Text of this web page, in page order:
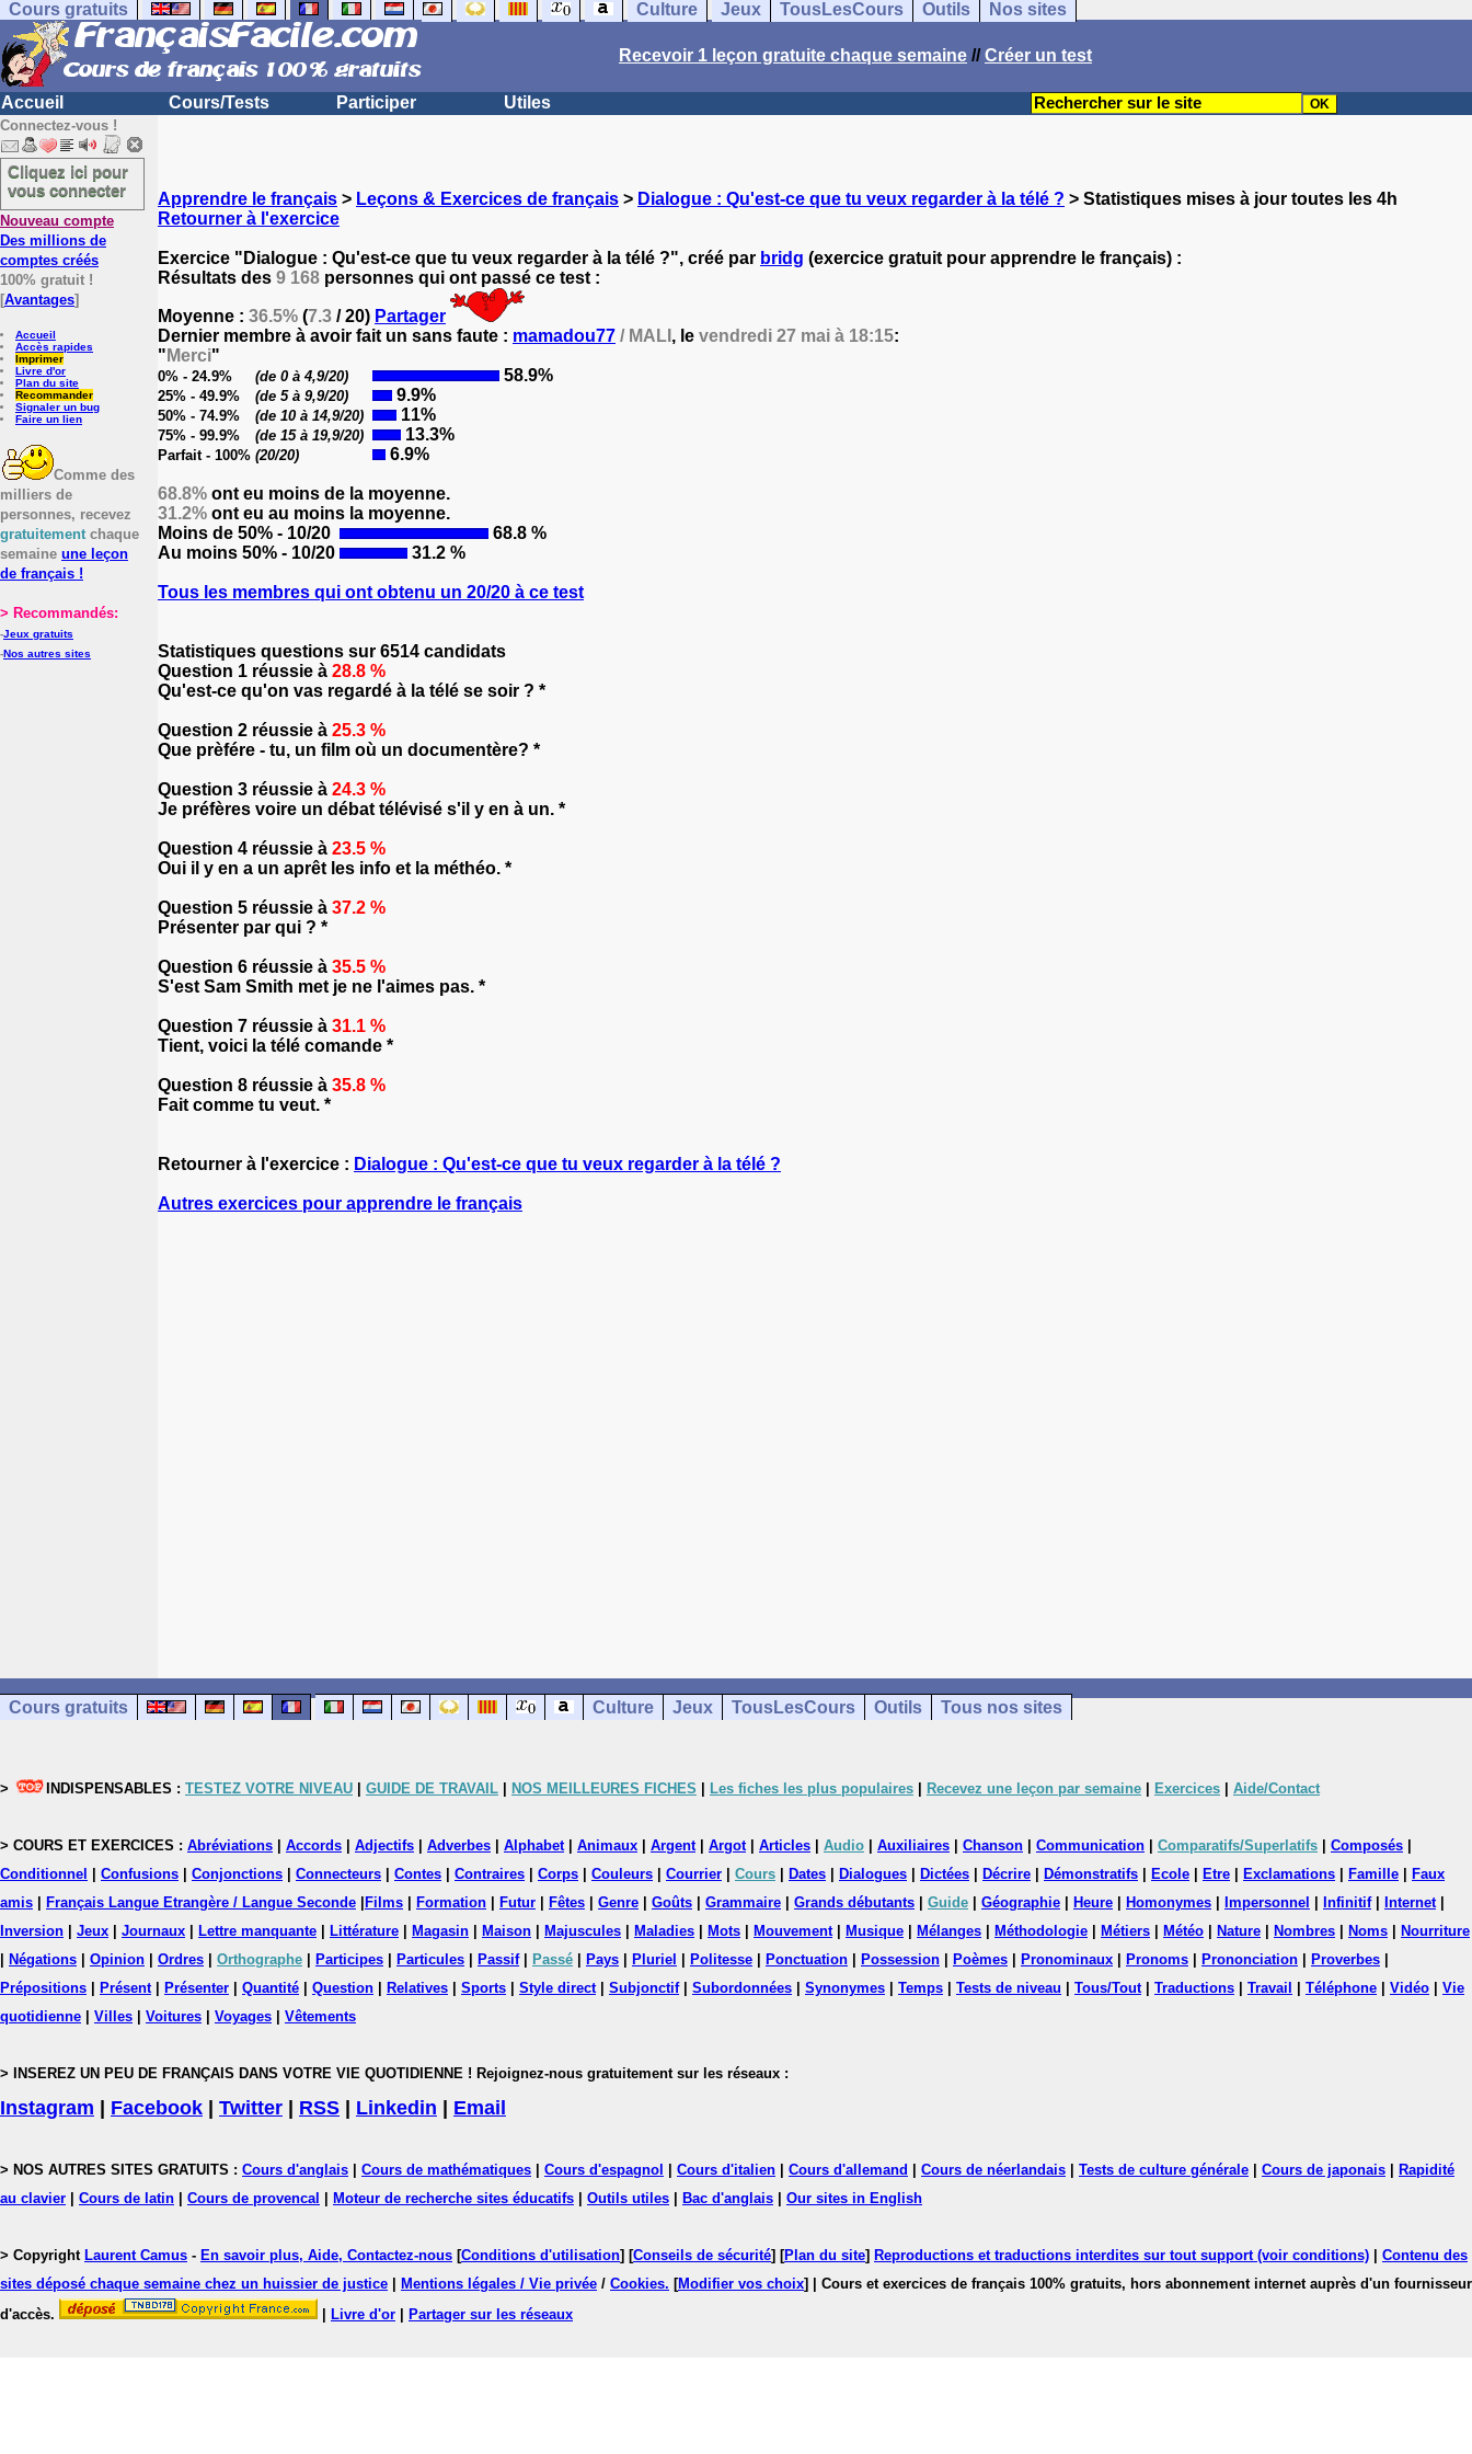
Cours gratuits Culture Jeux TousLesCours Outils Nos sites
Recevoir 1 leçon gratuite chaque semaine //Créer un test
Accueil Cours/Tests Participer Utiles
Connectez-vous !
Cliquez ici pour
vous connecter
Nouveau compte
Des millions de
comptes créés
100% gratuit !
[Avantages]
Accueil
Accès rapides
Imprimer
Livre d'or
Plan du site
Recommander
Signaler un bug
Faire un lien
Comme des
milliers de
personnes, recevez
gratuitementchaque
semaine une leçon
de français !
> Recommandés:
-Jeux gratuits
-Nos autres sites
Apprendre le français > Leçons & Exercices de français > Dialogue : Qu'est-ce que tu veux regarder à la télé ? > Statistiques mises à jour toutes les 4h
Retourner à l'exercice
Exercice "Dialogue : Qu'est-ce que tu veux regarder à la télé ?", créé par bridg (exercice gratuit pour apprendre le français) :
Résultats des 9 168 personnes qui ont passé ce test :
Moyenne : 36.5% (7.3 / 20) Partager
Dernier membre à avoir fait un sans faute : mamadou77 / MALI , le vendredi 27 mai à 18:15:
" Merci"
0% - 24.9% (de 0 à 4,9/20) 58.9%
25% - 49.9% (de 5 à 9,9/20) 9.9%
50% - 74.9% (de 10 à 14,9/20) 11%
75% - 99.9% (de 15 à 19,9/20) 13.3%
Parfait - 100% (20/20) 6.9%
68.8% ont eu moins de la moyenne.
31.2% ont eu au moins la moyenne.
Moins de 50% - 10/20
68.8 %
Au moins 50% - 10/20
31.2 %
Tous les membres qui ont obtenu un 20/20 à ce test
Statistiques questions sur 6514 candidats
Question 1 réussie à 28.8 %
Qu'est-ce qu'on vas regardé à la télé se soir ? *
Question 2 réussie à 25.3 %
Que prèfére - tu, un film où un documentère? *
Question 3 réussie à 24.3 %
Je préfères voire un débat télévisé s'il y en à un. *
Question 4 réussie à 23.5 %
Oui il y en a un aprêt les info et la méthéo. *
Question 5 réussie à 37.2 %
Présenter par qui ? *
Question 6 réussie à 35.5 %
S'est Sam Smith met je ne l'aimes pas. *
Question 7 réussie à 31.1 %
Tient, voici la télé comande *
Question 8 réussie à 35.8 %
Fait comme tu veut. *
Retourner à l'exercice : Dialogue : Qu'est-ce que tu veux regarder à la télé ?
Autres exercices pour apprendre le français
Cours gratuits Culture Jeux TousLesCours Outils Tous nos sites
> INDISPENSABLES : TESTEZ VOTRE NIVEAU GUIDE DE TRAVAIL NOS MEILLEURES FICHES Les fiches les plus populaires Recevez une leçon par semaine Exercices Aide/Contact
> COURS ET EXERCICES : Abréviations Accords Adjectifs Adverbes Alphabet| Animaux Argent| Argot| Articles Audio Auxiliaires Chanson Communication Comparatifs/Superlatifs Composés
Conditionnel
Confusions Conjonctions Connecteurs Contes Contraires Corps Couleurs Courrier Cours Dates Dialogues Dictées Décrire Démonstratifs Ecole Etre Exclamations Famille
Faux
amis
Français Langue Etrangère / Langue Seconde Films Formation Futur Fêtes Genre Goûts Grammaire Grands débutants Guide Géographie Heure Homonymes Impersonnel Infinitif| Internet|
Inversion
Jeux Journaux Lettre manquante Littérature Magasin Maison Majuscules Maladies Mots Mouvement| Musique Mélanges Méthodologie Métiers Météo Nature Nombres Noms
Nourriture
Négations Opinion Ordres Orthographe Participes Particules Passif| Passé Pays Pluriel Politesse Ponctuation Possession Poèmes Pronominaux Pronoms Prononciation Proverbes
Prépositions
Présent| Présenter Quantité Question Relatives Sports Style direct| Subjonctif| Subordonnées Synonymes Temps Tests de niveau Tous/Tout| Traductions Travail Téléphone Vidéo
Vie
quotidienne
Villes Voitures Voyages Vêtements
> INSEREZ UN PEU DE FRANÇAIS DANS VOTRE VIE QUOTIDIENNE ! Rejoignez-nous gratuitement sur les réseaux :
Instagram Facebook Twitter RSS Linkedin Email
> NOS AUTRES SITES GRATUITS : Cours d'anglais Cours de mathématiques Cours d'espagnol Cours d'italien Cours d'allemand Cours de néerlandais Tests de culture générale Cours de japonais
Rapidité
au clavier
Cours de latin Cours de provencal Moteur de recherche sites éducatifs Outils utiles Bac d'anglais Our sites in English
> Copyright Laurent Camus - En savoir plus, Aide, Contactez-nous [Conditions d'utilisation] [Conseils de sécurité] [Plan du site] Reproductions et traductions interdites sur tout support (voir conditions)
Contenu des
sites déposé chaque semaine chez un huissier de justice
Mentions légales / Vie privée / Cookies. [Modifier vos choix]
| Cours et exercices de français 100% gratuits, hors abonnement internet auprès d'un fournisseur
d'accès.
Livre d'or Partager sur les réseaux